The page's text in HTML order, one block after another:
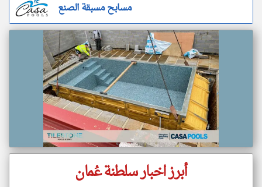
مسابح مسبقة الصنع
أبرز اخبار سلطنة عُمان